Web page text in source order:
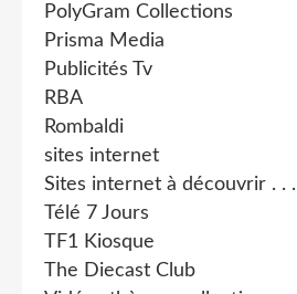
PolyGram Collections
Prisma Media
Publicités Tv
RBA
Rombaldi
sites internet
Sites internet à découvrir . . .
Télé 7 Jours
TF1 Kiosque
The Diecast Club